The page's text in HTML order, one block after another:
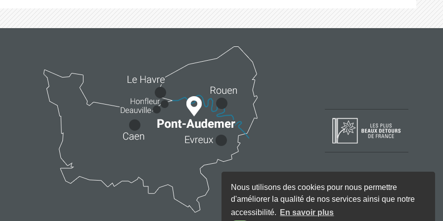
Nous utilisons des cookies pour nous permettre
d'améliorer la qualité de nos services ainsi que notre
accessibilité.
En savoir plus